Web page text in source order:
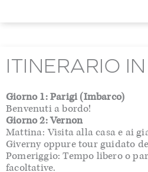
ITINERARIO
Giorno 1: Parigi (Imbarco)
Benvenuti a bordo!
Giorno 2: Vernon
Mattina: Visita alla casa e ai
Giverny oppure tour guidato
Pomeriggio: Tempo libero o
facoltative.